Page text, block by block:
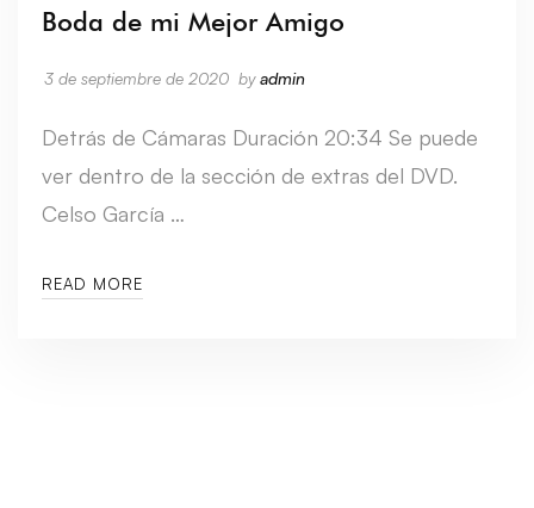
Boda de mi Mejor Amigo
3 de septiembre de 2020 byadmin
Detrás de Cámaras Duración 20:34 Se puede
ver dentro de la sección de extras del DVD.
Celso García …
READ MORE